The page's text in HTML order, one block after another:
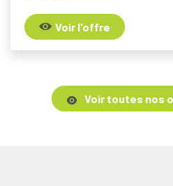
Voir l'offre
Voir toutes nos